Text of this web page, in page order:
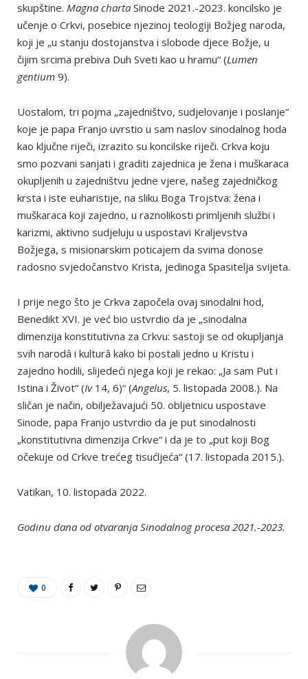
skupštine. Magna charta Sinode 2021.-2023. koncilsko je
učenje o Crkvi, posebice njezinoj teologiji Božjeg naroda,
koji je „u stanju dostojanstva i slobode djece Božje, u
čijim srcima prebiva Duh Sveti kao u hramu“ (Lumen
gentium 9).
Uostalom, tri pojma „zajedništvo, sudjelovanje i poslanje“
koje je papa Franjo uvrstio u sam naslov sinodalnog hoda
kao ključne riječi, izrazito su koncilske riječi. Crkva koju
smo pozvani sanjati i graditi zajednica je žena i muškaraca
okupljenih u zajedništvu jedne vjere, našeg zajedničkog
krsta i iste euharistije, na sliku Boga Trojstva: žena i
muškaraca koji zajedno, u raznolikosti primljenih službi i
karizmi, aktivno sudjeluju u uspostavi Kraljevstva
Božjega, s misionarskim poticajem da svima donose
radosno svjedočanstvo Krista, jedinoga Spasitelja svijeta.
I prije nego što je Crkva započela ovaj sinodalni hod,
Benedikt XVI. je već bio ustvrdio da je „sinodalna
dimenzija konstitutivna za Crkvu: sastoji se od okupljanja
svih narodâ i kulturâ kako bi postali jedno u Kristu i
zajedno hodili, slijedeći njega koji je rekao: „Ja sam Put i
Istina i Život“ (Iv14, 6)“ (Angelus, 5. listopada 2008.). Na
sličan je način, obilježavajući 50. obljetnicu uspostave
Sinode, papa Franjo ustvrdio da je put sinodalnosti
„konstitutivna dimenzija Crkve“ i da je to „put koji Bog
očekuje od Crkve trećeg tisućljeća“ (17. listopada 2015.).
Vatikan, 10. listopada 2022.
Godinu dana od otvaranja Sinodalnog procesa 2021.-2023.
0